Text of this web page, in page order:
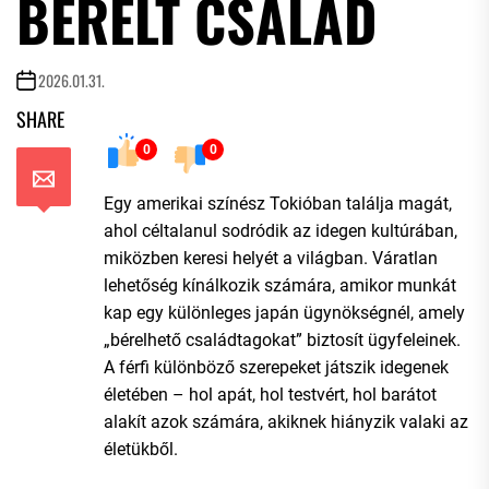
BÉRELT CSALÁD
2026.01.31.
SHARE
0 0
Egy amerikai színész Tokióban találja magát,
ahol céltalanul sodródik az idegen kultúrában,
miközben keresi helyét a világban. Váratlan
lehetőség kínálkozik számára, amikor munkát
kap egy különleges japán ügynökségnél, amely
„bérelhető családtagokat” biztosít ügyfeleinek.
A férfi különböző szerepeket játszik idegenek
életében – hol apát, hol testvért, hol barátot
alakít azok számára, akiknek hiányzik valaki az
életükből.